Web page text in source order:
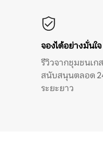
จองได้อย่างมั่นใจ
รีวิวจากชุมชนเก
สนับสนุนตลอด
ระยะยาว